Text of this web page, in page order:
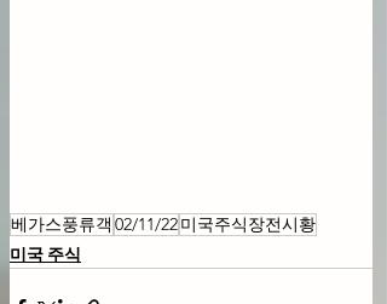
베가스풍류객 02/11/22미국주식장전시황
미국 주식